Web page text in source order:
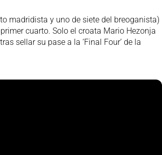
madridista y uno de siete del breoganista)
cuarto. Solo el croata Mario Hezonja
sellar su pase a la ‘Final Four’ de la